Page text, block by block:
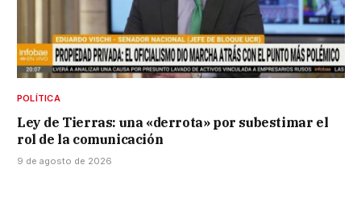
POLÍTICA
Ley de Tierras: una «derrota» por subestimar el
rol de la comunicación
9 de agosto de 2026